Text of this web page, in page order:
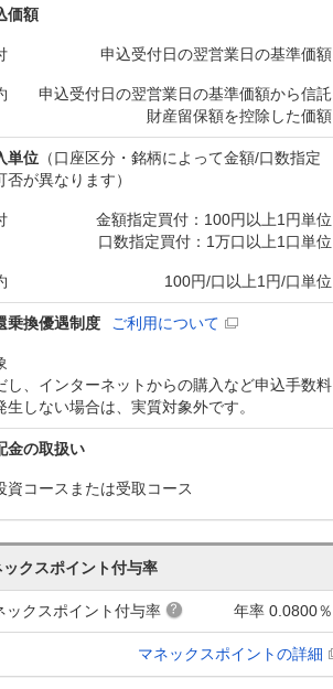
価額
申込受付日の翌営業日の基準価額
申込受付日の翌営業日の基準価額から信託
財産留保額を控除した価額
単位 （口座区分・銘柄によって金額/口数指定
否が異なります）
金額指定買付：100円以上1円単位
口数指定買付：1万口以上1口単位
100円/口以上1円/口単位
乗換優遇制度 ご利用について
し、インターネットからの購入など申込手数料
生しない場合は、実質対象外です。
金の取扱い
資コースまたは受取コース
ックスポイント付与率
ックスポイント付与率 年率 0.0800％
マネックスポイントの詳細